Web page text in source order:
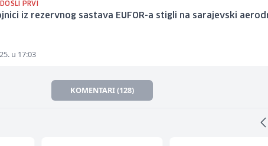
PRVI
iz rezervnog sastava EUFOR-a stigli na sarajevski
u 17:03
KOMENTARI (128)